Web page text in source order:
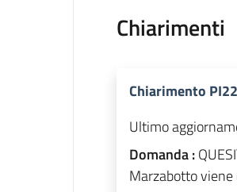
Chiarimenti
Chiarimento
Ultimo
Domanda :
Marzabotto